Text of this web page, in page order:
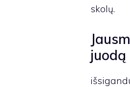
skolų.
juodą